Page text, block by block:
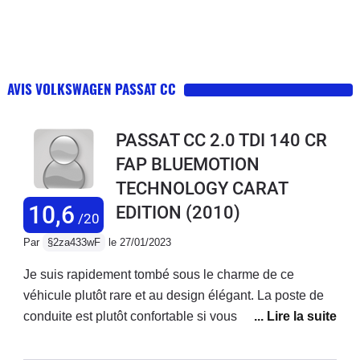
AVIS VOLKSWAGEN PASSAT CC
10,6 /20
PASSAT CC 2.0 TDI 140 CR
FAP BLUEMOTION
TECHNOLOGY CARAT
EDITION (2010)
Par §2za433wF le 27/01/2023
Je suis rapidement tombé sous le charme de ce
véhicule plutôt rare et au design élégant. La poste de
conduite est plutôt confortable si vous aimez vous